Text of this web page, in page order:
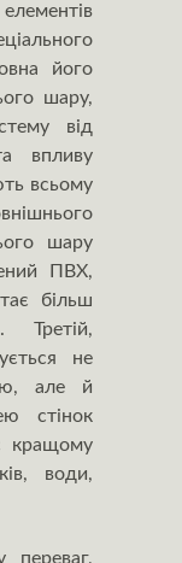
його
шару,
від
впливу
всьому
шару
ПВХ,
більш
Третій,
не
але й
стінок
кращому
води,
переваг,